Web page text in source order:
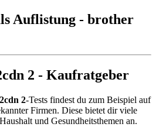
Auflistung - brother
2 - Kaufratgeber
2-Tests findest du zum Beispiel auf
Firmen. Diese bietet dir viele
und Gesundheitsthemen an.